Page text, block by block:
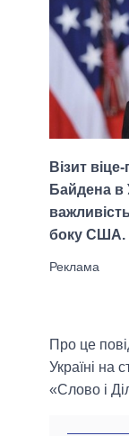
Візит
Байдена в
боку США.
Про це
Україні на
«Слово і